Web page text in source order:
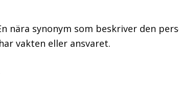
nära synonym som beskriver den
vakten eller ansvaret.